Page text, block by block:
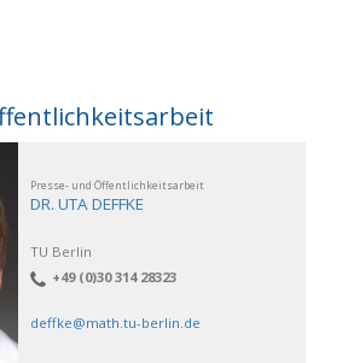
Presse- und Öffentlichkeitsarbeit
DR. UTA DEFFKE
TU Berlin
+49 (0)30 314 28323
deffke@math.tu-berlin.de